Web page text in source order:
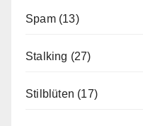
Spam(13)
Stalking (27)
Stilblüten (17)